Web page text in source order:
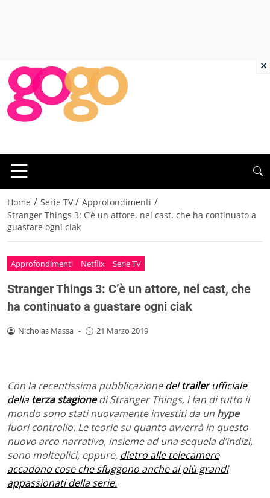
Home / Serie TV / Approfondimenti /
Stranger Things 3: C’è un attore, nel cast, che ha continuato a
guastare ogni ciak
Approfondimenti Netflix Serie TV
Stranger Things 3: C’è un attore, nel cast, che
ha continuato a guastare ogni ciak
Nicholas Massa - 21 Marzo 2019
Con la recentissima pubblicazionedeltrailerufficiale
della terza stagionedi Stranger Things, i fan di tutto il
mondo sono stati nuovamente investiti da un hype
fuori controllo. Le teorie su quanto avverrà in questo
nuovo arco narrativo, insieme ad una sequela d’indizi,
sono molteplici, eppure, dietro alle telecamere
accadono cose che sfuggono anche ai più grandi
appassionati della serie.
×